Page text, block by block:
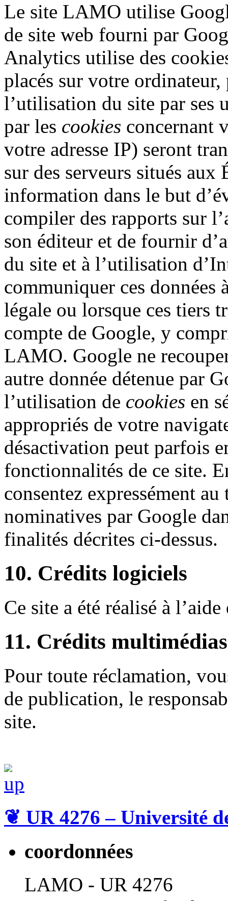
Le site LAMO utilise
de site web fourni par
Analytics utilise des
placés sur votre
l’utilisation du site par ses
par les cookies concernant
votre adresse IP) seront
sur des serveurs situés
information dans le but
compiler des rapports sur
son éditeur et de fournir
du site et à l’utilisation
communiquer ces données
légale ou lorsque ces tiers
compte de Google, y
LAMO. Google ne
autre donnée détenue par
l’utilisation de cookies en
appropriés de votre
désactivation peut parfois
fonctionnalités de ce site.
consentez expressément
nominatives par Google
finalités décrites ci-dessus.
10. Crédits logiciels
Ce site a été réalisé à
11. Crédits multimédias
Pour toute réclamation,
de publication, le
site.
❦ UR 4276 – Université
coordonnées
LAMO - UR 4276